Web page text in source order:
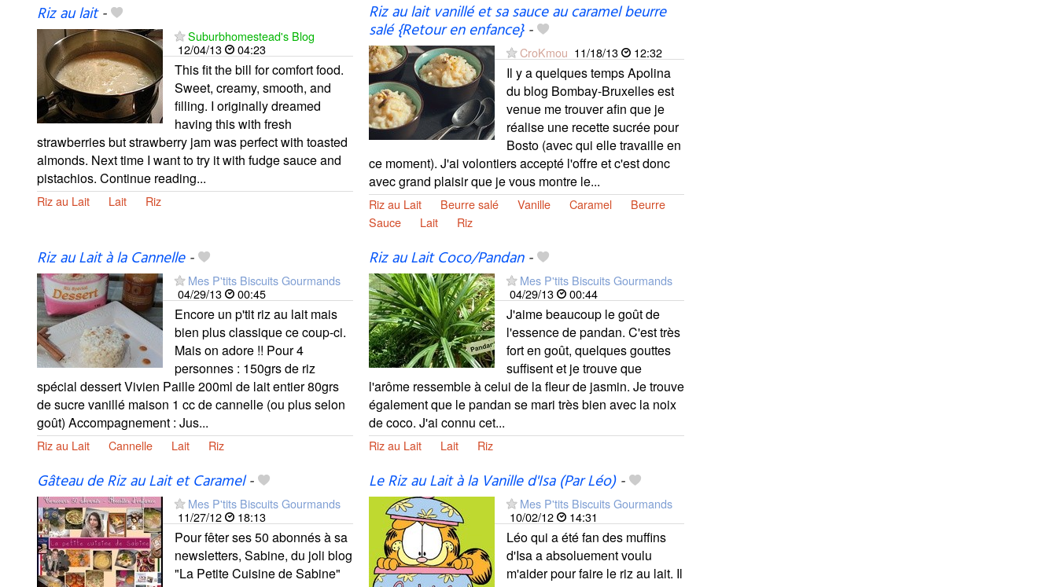
Riz au lait-
Suburbhomestead's Blog
12/04/13
04:23
This fit the bill for comfort food.
Sweet, creamy, smooth, and
filling. I originally dreamed
having this with fresh
strawberries but strawberry jam was perfect with toasted
almonds. Next time I want to try it with fudge sauce and
pistachios. Continue reading...
Riz au Lait Lait Riz
Riz au lait vanillé et sa sauce au caramel beurre
salé {Retour en enfance}-
CroKmou 11/18/13 12:32
Il y a quelques temps Apolina
du blog Bombay-Bruxelles est
venue me trouver afin que je
réalise une recette sucrée pour
Bosto (avec qui elle travaille en
ce moment). J'ai volontiers accepté l'offre et c'est donc
avec grand plaisir que je vous montre le...
Riz au Lait Beurre salé Vanille Caramel
Beurre
Sauce
Lait Riz
Riz au Lait à la Cannelle-
Mes P'tits Biscuits Gourmands
04/29/13
00:45
Encore un p'tit riz au lait mais
bien plus classique ce coup-ci.
Mais on adore !! Pour 4
personnes : 150grs de riz
spécial dessert Vivien Paille 200ml de lait entier 80grs
de sucre vanillé maison 1 cc de cannelle (ou plus selon
goût) Accompagnement : Jus...
Riz au Lait Cannelle Lait Riz
Riz au Lait Coco/Pandan-
Mes P'tits Biscuits Gourmands
04/29/13
00:44
J'aime beaucoup le goût de
l'essence de pandan. C'est très
fort en goût, quelques gouttes
suffisent et je trouve que
l'arôme ressemble à celui de la fleur de jasmin. Je trouve
également que le pandan se mari très bien avec la noix
de coco. J'ai connu cet...
Riz au Lait Lait Riz
Gâteau de Riz au Lait et Caramel-
Mes P'tits Biscuits Gourmands
11/27/12
18:13
Pour fêter ses 50 abonnés à sa
newsletters, Sabine, du joli blog
"La Petite Cuisine de Sabine"
Le Riz au Lait à la Vanille d'Isa (Par Léo)-
Mes P'tits Biscuits Gourmands
10/02/12
14:31
Léo qui a été fan des muffins
d'Isa a absoluement voulu
m'aider pour faire le riz au lait. Il